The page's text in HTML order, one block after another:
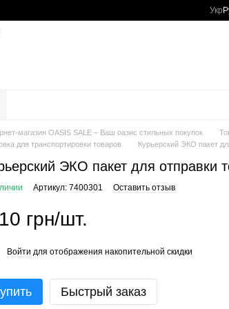
Укр
магазин OASIS SALE – Ваш оазис стильных покупок
для транспортировки товаров
Курьерский ЭКО пакет
ЭКО пакет для отправки
Артикул: 7400301 Оставить отзыв
грн/шт.
Войти для отображения накопительной скидки
Быстрый заказ